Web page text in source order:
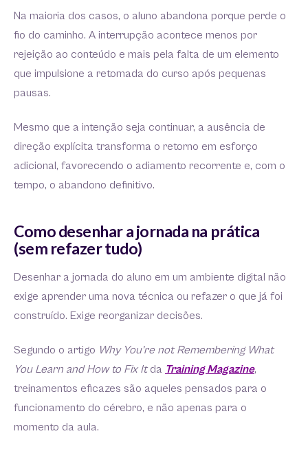
Na maioria dos casos, o aluno abandona porque perde o
fio do caminho. A interrupção acontece menos por
rejeição ao conteúdo e mais pela falta de um elemento
que impulsione a retomada do curso após pequenas
pausas.
Mesmo que a intenção seja continuar, a ausência de
direção explícita transforma o retorno em esforço
adicional, favorecendo o adiamento recorrente e, com o
tempo, o abandono definitivo.
Como desenhar a jornada na prática
(sem refazer tudo)
Desenhar a jornada do aluno em um ambiente digital não
exige aprender uma nova técnica ou refazer o que já foi
construído. Exige reorganizar decisões.
Segundo o artigo Why You’re not Remembering What
You Learn and How to Fix Itda Training Magazine,
treinamentos eficazes são aqueles pensados para o
funcionamento do cérebro, e não apenas para o
momento da aula.